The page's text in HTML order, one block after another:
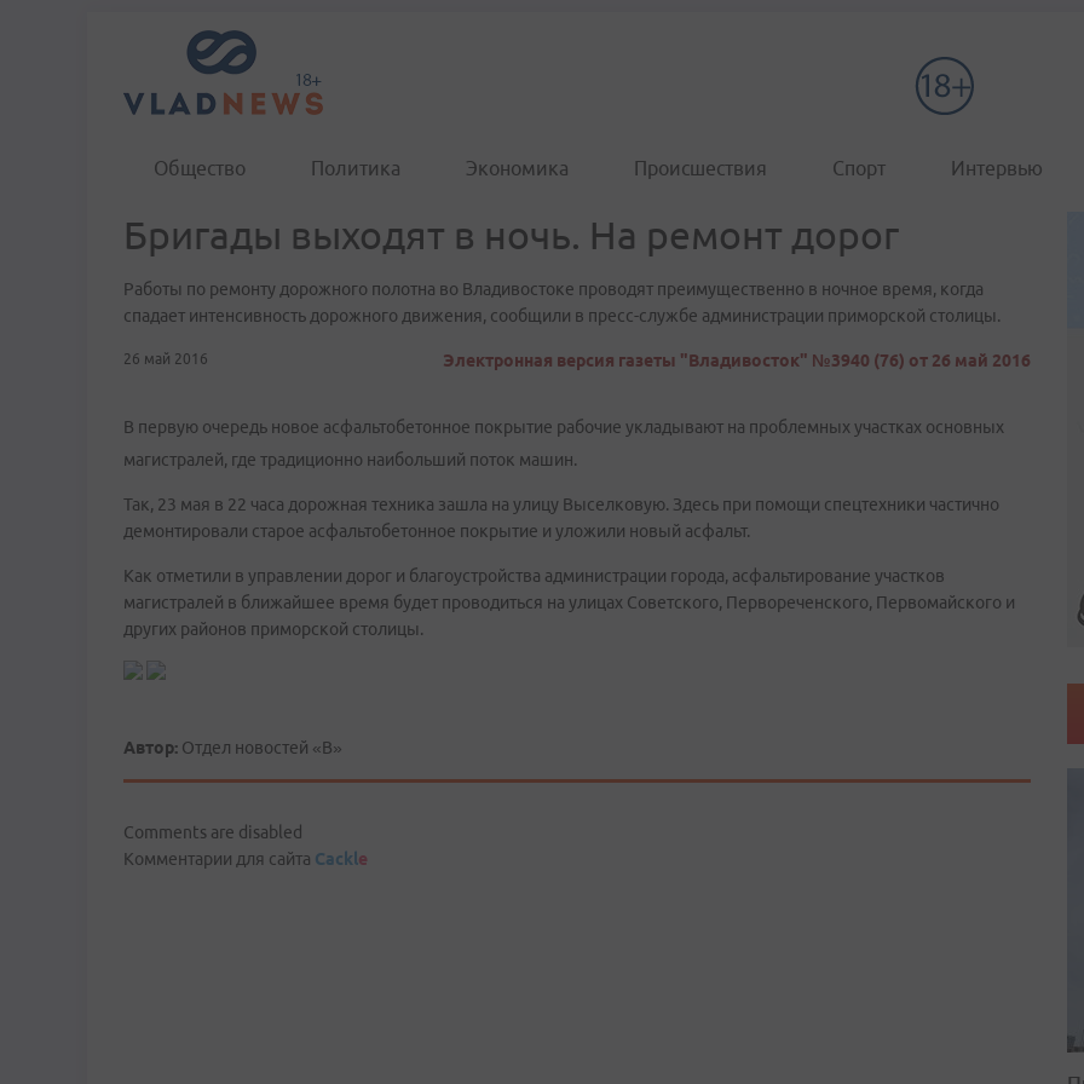
Общество Политика Экономика Происшествия Спорт Интервью
Бригады выходят в ночь. На ремонт дорог
Работы по ремонту дорожного полотна во Владивостоке проводят преимущественно в ночное время, когда
спадает интенсивность дорожного движения, сообщили в пресс-службе администрации приморской столицы.
26 май 2016 Электронная версия газеты "Владивосток" №3940 (76) от 26 май 2016
В первую очередь новое асфальтобетонное покрытие рабочие укладывают на проблемных участках основных
магистралей, где традиционно наибольший поток машин.
Так, 23 мая в 22 часа дорожная техника зашла на улицу Выселковую. Здесь при помощи спецтехники частично
демонтировали старое асфальтобетонное покрытие и уложили новый асфальт.
Как отметили в управлении дорог и благоустройства администрации города, асфальтирование участков
магистралей в ближайшее время будет проводиться на улицах Советского, Первореченского, Первомайского и
других районов приморской столицы.
Автор: Отдел новостей «В»
Comments are disabled
Комментарии для сайта Cackle